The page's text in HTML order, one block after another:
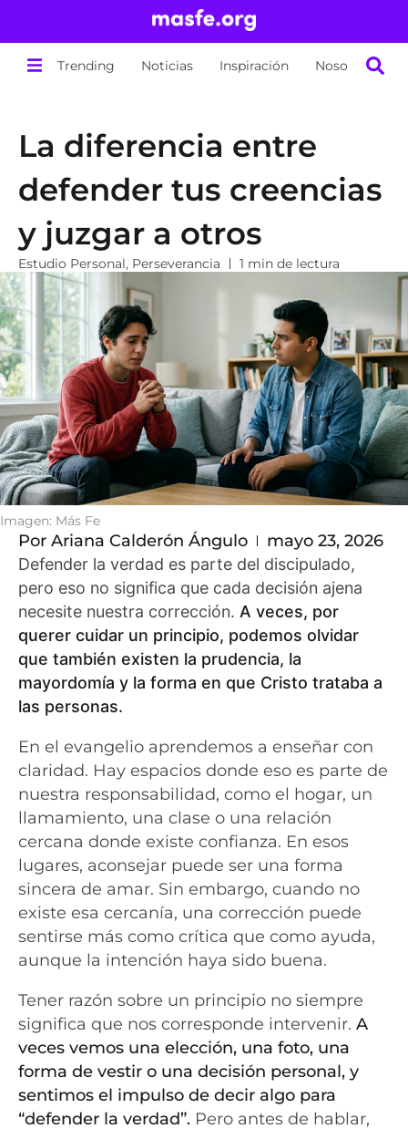
Trending Noticias Inspiración Nosotros
La diferencia entre
defender tus creencias
y juzgar a otros
Estudio Personal, Perseverancia 1 min de lectura
Imagen: Más Fe
Por Ariana Calderón Ángulo
mayo 23, 2026
Defender la verdad es parte del discipulado,
pero eso no significa que cada decisión ajena
necesite nuestra corrección. A veces, por
querer cuidar un principio, podemos olvidar
que también existen la prudencia, la
mayordomía y la forma en que Cristo trataba a
las personas.
En el evangelio aprendemos a enseñar con
claridad. Hay espacios donde eso es parte de
nuestra responsabilidad, como el hogar, un
llamamiento, una clase o una relación
cercana donde existe confianza. En esos
lugares, aconsejar puede ser una forma
sincera de amar. Sin embargo, cuando no
existe esa cercanía, una corrección puede
sentirse más como crítica que como ayuda,
aunque la intención haya sido buena.
Tener razón sobre un principio no siempre
significa que nos corresponde intervenir. A
veces vemos una elección, una foto, una
forma de vestir o una decisión personal, y
sentimos el impulso de decir algo para
“defender la verdad”. Pero antes de hablar,